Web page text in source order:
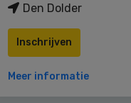
Den Dolder
Inschrijven
Meer informatie